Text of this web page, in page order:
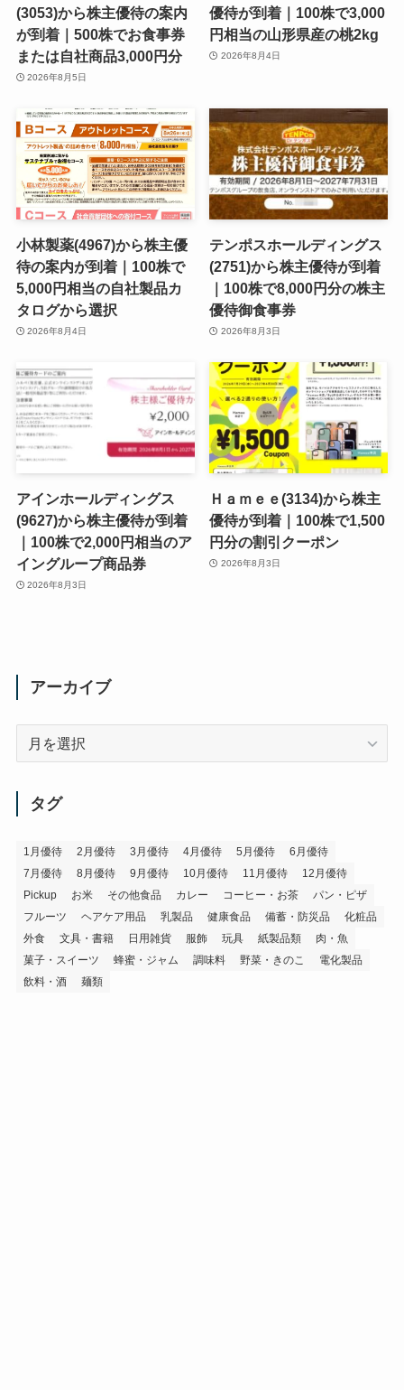
(3053)から株主優待の案内
が到着｜500株でお食事券
または自社商品3,000円分
2026年8月5日
優待が到着｜100株で3,000
円相当の山形県産の桃2kg
2026年8月4日
小林製薬(4967)から株主優
待の案内が到着｜100株で
5,000円相当の自社製品カ
タログから選択
2026年8月4日
テンポスホールディングス
(2751)から株主優待が到着
｜100株で8,000円分の株主
優待御食事券
2026年8月3日
アインホールディングス
(9627)から株主優待が到着
｜100株で2,000円相当のア
イングループ商品券
2026年8月3日
Ｈａｍｅｅ(3134)から株主
優待が到着｜100株で1,500
円分の割引クーポン
2026年8月3日
アーカイブ
タグ
1月優待 2月優待 3月優待 4月優待 5月優待
6月優待
7月優待
8月優待 9月優待 10月優待 11月優待
12月優待
Pickup
お米 その他食品 カレー コーヒー・お茶
パン・ピザ
フルーツ
ヘアケア用品 乳製品 健康食品 備蓄・防災品
化粧品
外食
文具・書籍 日用雑貨 服飾 玩具 紙製品類
肉・魚
菓子・スイーツ
蜂蜜・ジャム 調味料 野菜・きのこ
電化製品
飲料・酒
麺類